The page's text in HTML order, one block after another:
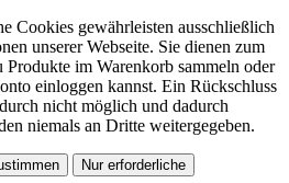
Cookies gewährleisten ausschließlich
unserer Webseite. Sie dienen zum
Produkte im Warenkorb sammeln oder
einloggen kannst. Ein Rückschluss
nicht möglich und dadurch
niemals an Dritte weitergegeben.
Nur erforderliche